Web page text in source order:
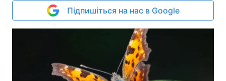
Підпишіться на нас в Google